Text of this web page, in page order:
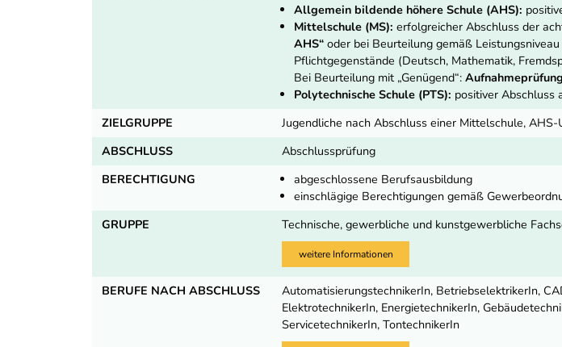
Allgemein bildende höhere Schule (AHS):
Mittelschule (MS): erfolgreicher Abschluss der
AHS“ oder bei Beurteilung gemäß
Pflichtgegenstände (Deutsch, Mathematik,
Bei Beurteilung mit „Genügend“:Aufnahmeprüfung
Polytechnische Schule (PTS): positiver Abschluss
ZIELGRUPPE
Jugendliche nach Abschluss einer Mittelschule,
ABSCHLUSS
Abschlussprüfung
BERECHTIGUNG
abgeschlossene Berufsausbildung
einschlägige Berechtigungen gemäß
GRUPPE
Technische, gewerbliche und kunstgewerbliche
weitere Informationen
BERUFE NACH ABSCHLUSS
AutomatisierungstechnikerIn, BetriebselektrikerIn,
ElektrotechnikerIn, EnergietechnikerIn,
ServicetechnikerIn, TontechnikerIn